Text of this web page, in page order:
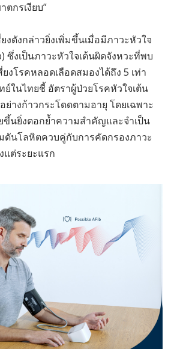
กรเงียบ”
งดังกล่าวยิ่งเพิ่มขึ้นเมื่อมีภาวะหัวใจ
ซึ่งเป็นภาวะหัวใจเต้นผิดจังหวะที่พบ
งโรคหลอดเลือดสมองได้ถึง 5 เท่า
ในไทยชี้ อัตราผู้ป่วยโรคหัวใจเต้น
ย่างก้าวกระโดดตามอายุ โดยเฉพาะ
ขึ้นยิ่งตอกย้ำความสำคัญและจำเป็น
ดันโลหิตควบคู่กับการคัดกรองภาวะ
แต่ระยะแรก